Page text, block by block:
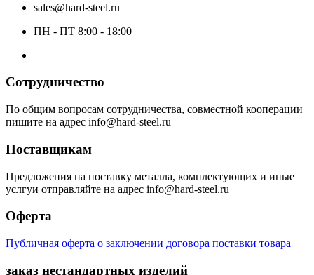
sales@hard-steel.ru
ПН - ПТ 8:00 - 18:00
Сотрудничество
По общим вопросам сотрудничества, совместной кооперации
пишите на адрес info@hard-steel.ru
Поставщикам
Предложения на поставку металла, комплектующих и иные
услгуи отправляйте на адрес info@hard-steel.ru
Оферта
Публичная оферта о заключении договора поставки товара
заказ нестандартных изделий